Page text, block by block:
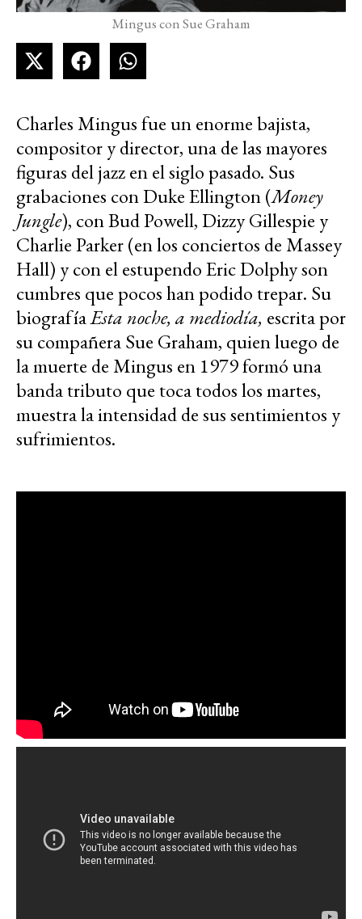
Mingus con Sue Graham
Charles Mingus fue un enorme bajista,
compositor y director, una de las mayores
figuras del jazz en el siglo pasado. Sus
grabaciones con Duke Ellington (Money
Jungle), con Bud Powell, Dizzy Gillespie y
Charlie Parker (en los conciertos de Massey
Hall) y con el estupendo Eric Dolphy son
cumbres que pocos han podido trepar. Su
biografíaEsta noche, a mediodía, escrita por
su compañera Sue Graham, quien luego de
la muerte de Mingus en 1979 formó una
banda tributo que toca todos los martes,
muestra la intensidad de sus sentimientos y
sufrimientos.